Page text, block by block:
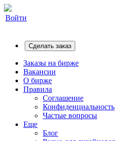
Войти
Сделать заказ
Заказы на бирже
Вакансии
О бирже
Правила
Соглашение
Конфиденциальность
Частые вопросы
Еще
Блог